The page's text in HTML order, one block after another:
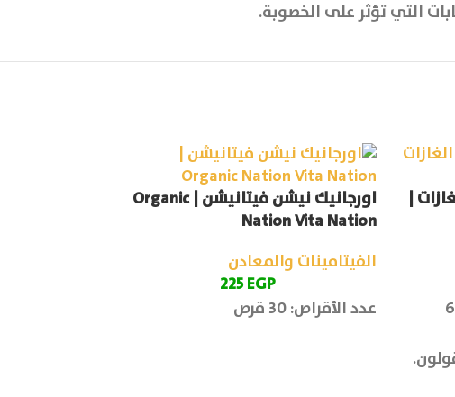
التي تؤثر على الخصوبة.
|
30 و 60
اورجانيك نيشن فيتانيشن | Organic
Nation Vita Nation
الفيتامينات والمعادن
225EGP
عدد الأقراص: 30 قرص